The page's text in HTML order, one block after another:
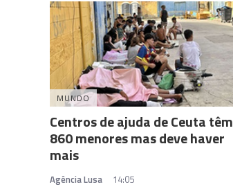
MUNDO
Centros de ajuda de Ceuta têm
860 menores mas deve haver
mais
Agência Lusa 14:05